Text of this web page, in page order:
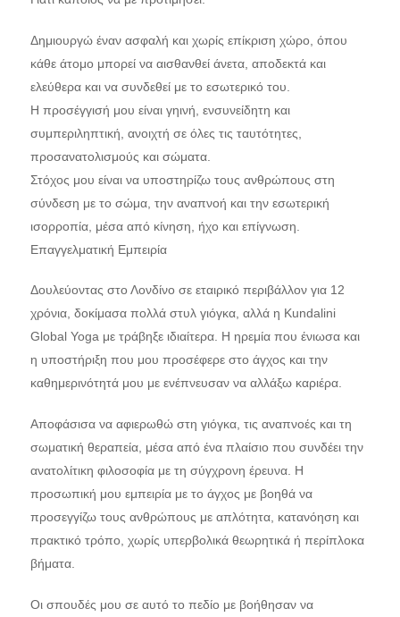
Δημιουργώ έναν ασφαλή και χωρίς επίκριση χώρο, όπου
κάθε άτομο μπορεί να αισθανθεί άνετα, αποδεκτά και
ελεύθερα και να συνδεθεί με το εσωτερικό του.
Η προσέγγισή μου είναι γηινή, ενσυνείδητη και
συμπεριληπτική, ανοιχτή σε όλες τις ταυτότητες,
προσανατολισμούς και σώματα.
Στόχος μου είναι να υποστηρίζω τους ανθρώπους στη
σύνδεση με το σώμα, την αναπνοή και την εσωτερική
ισορροπία, μέσα από κίνηση, ήχο και επίγνωση.
Επαγγελματική Εμπειρία
Δουλεύοντας στο Λονδίνο σε εταιρικό περιβάλλον για 12
χρόνια, δοκίμασα πολλά στυλ γιόγκα, αλλά η Kundalini
Global Yoga με τράβηξε ιδιαίτερα. Η ηρεμία που ένιωσα και
η υποστήριξη που μου προσέφερε στο άγχος και την
καθημερινότητά μου με ενέπνευσαν να αλλάξω καριέρα.
Αποφάσισα να αφιερωθώ στη γιόγκα, τις αναπνοές και τη
σωματική θεραπεία, μέσα από ένα πλαίσιο που συνδέει την
ανατολίτικη φιλοσοφία με τη σύγχρονη έρευνα. Η
προσωπική μου εμπειρία με το άγχος με βοηθά να
προσεγγίζω τους ανθρώπους με απλότητα, κατανόηση και
πρακτικό τρόπο, χωρίς υπερβολικά θεωρητικά ή περίπλοκα
βήματα.
Οι σπουδές μου σε αυτό το πεδίο με βοήθησαν να